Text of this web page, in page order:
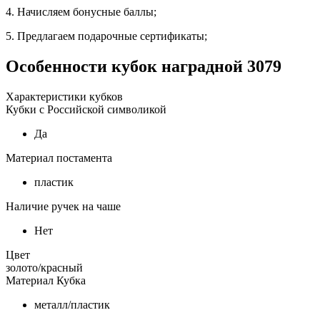
4. Начисляем бонусные баллы;
5. Предлагаем подарочные сертификаты;
Особенности кубок наградной 3079
Характеристики кубков
Кубки с Российской символикой
Да
Материал постамента
пластик
Наличие ручек на чаше
Нет
Цвет
золото/красный
Материал Кубка
металл/пластик